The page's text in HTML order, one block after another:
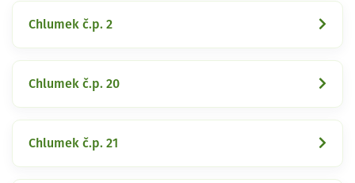
Chlumek č.p. 2
Chlumek č.p. 20
Chlumek č.p. 21